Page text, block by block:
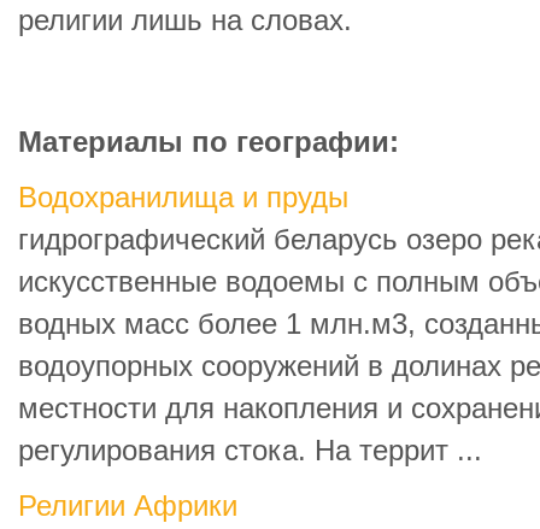
религии лишь на словах.
Материалы по географии:
Водохранилища и пруды
гидрографический беларусь озеро
искусственные водоемы с полным
водных масс более 1 млн.м3,
водоупорных сооружений в долинах
местности для накопления и
регулирования стока. На террит ...
Религии Африки